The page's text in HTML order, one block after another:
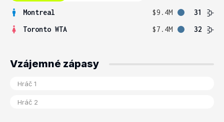
Montreal $9.4M
31
Toronto WTA
$7.4M 32
Vzájemné zápasy